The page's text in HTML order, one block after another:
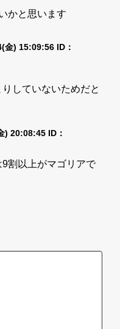
かと思います
金) 15:09:56 ID：
していないためだと
) 20:08:45 ID：
割以上がマゴリアで